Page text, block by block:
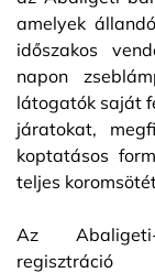
amelyek
időszakos
napon
látogatók saját
járatokat,
koptatásos
teljes
Az